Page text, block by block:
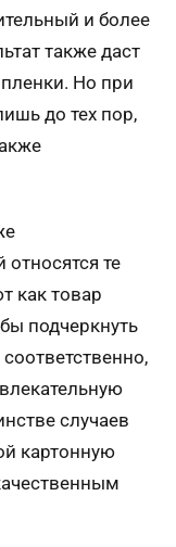
и более
также даст
Но при
до тех пор,
относятся те
как товар
подчеркнуть
случаев
картонную